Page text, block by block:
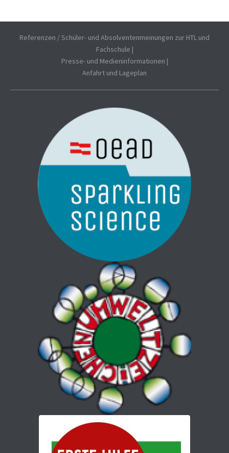
Referenzen / Schüler- und Absolventenmeinungen zur HTL und
Fachschule |
Presse- und Medieninformationen |
Anfahrt und Lageplan